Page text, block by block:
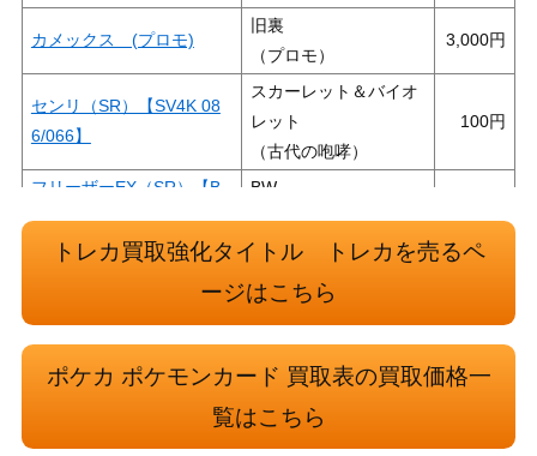
カメックス (プロモ)
旧裏
（プロモ）
3,000
センリ（SR）【SV4K 08
6/066】
スカーレット＆バイオ
レット
（古代の咆哮）
100
フリーザーEX（SR）【B
W7 072/070】
BW
（プリズマゲイル）
ルリナ（SR）【S8b 277/1
ソード＆シールド
（VMAXクライマック
MハッサムEX（SR）【XY
9 087/080】
XY・XY BREAK
（破天の怒り）
1,300
基本闘エネルギー （UR)
【s5a 096/070】
ソード＆シールド
（双璧のファイター）
トレカ買取強化タイトル トレカを売るペ
ージはこちら
ポケカ ポケモンカード 買取表の買取価格一
覧はこちら